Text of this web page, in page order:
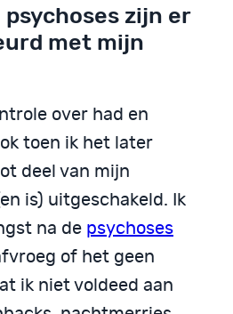
zijn er
met mijn
over had en
toen ik het later
deel van mijn
is) uitgeschakeld. Ik
na de psychoses
of het geen
ik niet voldeed aan